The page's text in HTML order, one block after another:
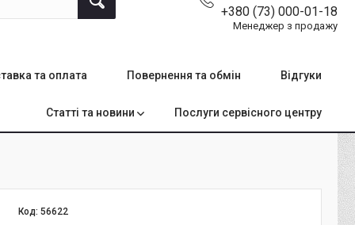
+380 (73) 000-01-18
Менеджер з продажу
та оплата Повернення та обмін Відгуки
Статті та новини Послуги сервісного центру
Код:56622